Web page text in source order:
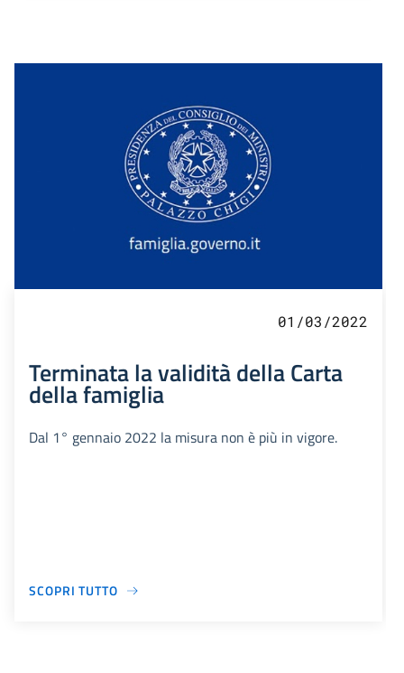
01/03/2022
Terminata la validità della Carta
della famiglia
Dal 1° gennaio 2022 la misura non è più in vigore.
SCOPRI TUTTO